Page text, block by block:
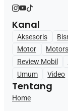
Kanal
Aksesoris
Motor
Review Mobil
Umum
Video
Tentang
Home